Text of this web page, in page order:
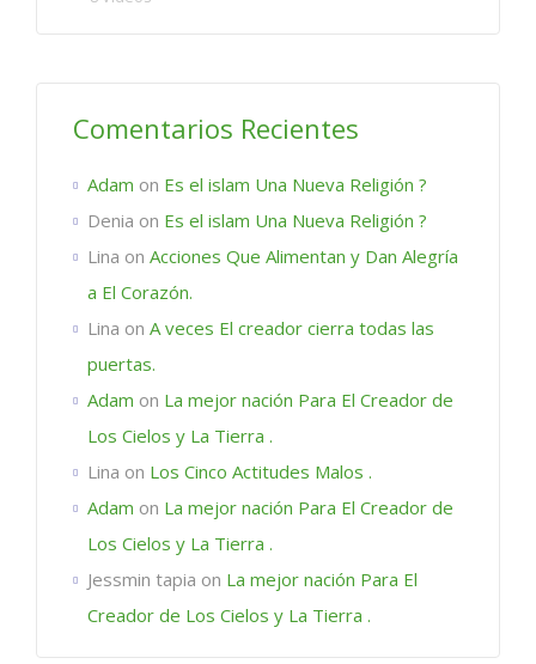
Comentarios Recientes
Adam on Es el islam Una Nueva Religión ?
Denia on Es el islam Una Nueva Religión ?
Lina on Acciones Que Alimentan y Dan Alegría
a El Corazón.
Lina on A veces El creador cierra todas las
puertas.
Adam on La mejor nación Para El Creador de
Los Cielos y La Tierra .
Lina on Los Cinco Actitudes Malos .
Adam on La mejor nación Para El Creador de
Los Cielos y La Tierra .
Jessmin tapia on La mejor nación Para El
Creador de Los Cielos y La Tierra .